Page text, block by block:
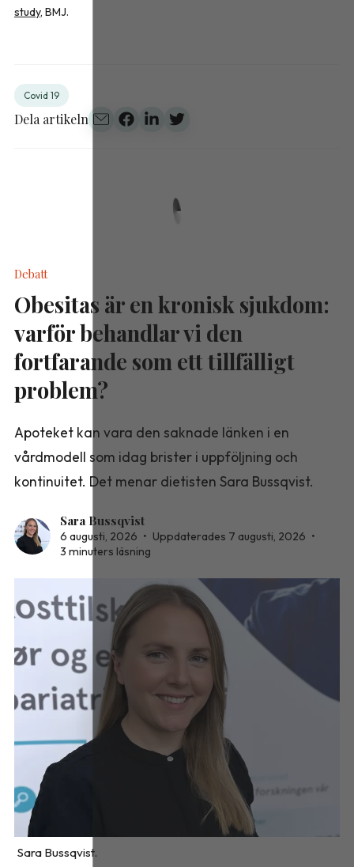
study, BMJ.
Covid 19
Dela artikeln
Debatt
Obesitas är en kronisk sjukdom:
varför behandlar vi den
fortfarande som ett tillfälligt
problem?
Apoteket kan vara den saknade länken i en
vårdmodell som idag brister i uppföljning och
kontinuitet. Det menar dietisten Sara Bussqvist.
Sara Bussqvist
6 augusti, 2026 • Uppdaterades 7 augusti, 2026 •
3 minuters läsning
Sara Bussqvist.